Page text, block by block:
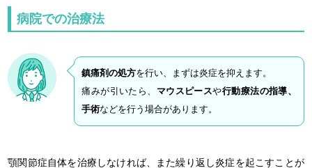
病院での治療法
鎮痛剤の処方を行い、まずは炎症を抑えます。
痛みが引いたら、 マウスピースや行動療法の指導、
手術などを行う場合があります。
顎関節症自体を治療しなければ、また繰り返し炎症を起こすことが